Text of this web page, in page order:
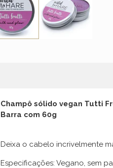
Champô sólido vegan Tutti
Barra com 60g
Deixa o cabelo incrivelmente
Especificações: Vegano, sem